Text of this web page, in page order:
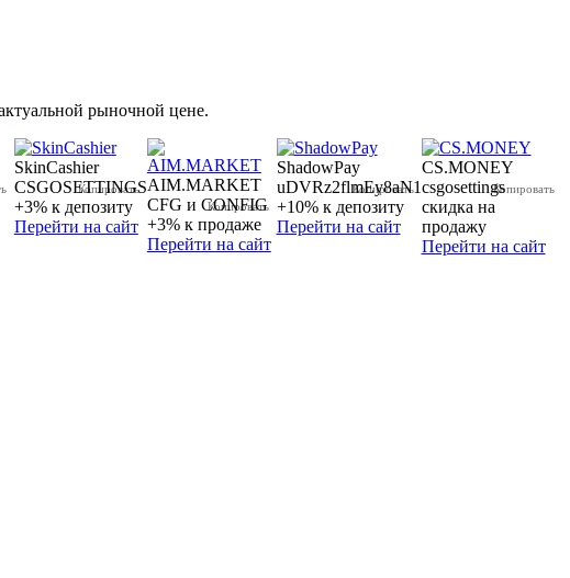
рыночной цене.
SkinCashier
CSGOSETTINGS
+3% к депозиту
Перейти на сайт
AIM.MARKET
CFG и CONFIG
+3% к продаже
Перейти на сайт
ShadowPay
uDVRz2flmEy8aN1
+10% к депозиту
Перейти на сайт
CS.MONEY
csgosettings
скидка на
продажу
Перейти на сайт